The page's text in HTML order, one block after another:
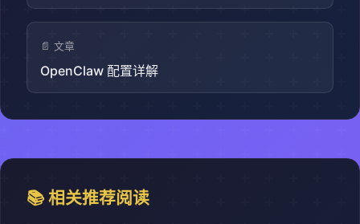
📄 文章
OpenClaw 配置详解
📚 相关推荐阅读